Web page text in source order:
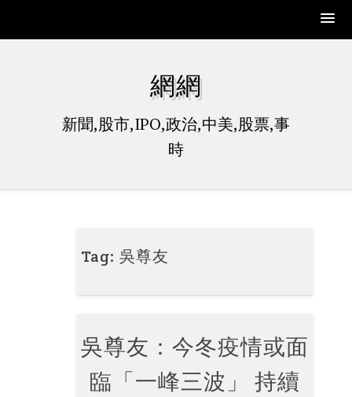
網網
新聞,股市,IPO,政治,中美,股票,事
時
Tag:吳尊友
吳尊友：今冬疫情或面
臨「一峰三波」 持續